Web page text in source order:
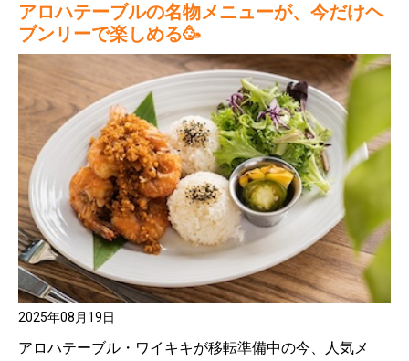
アロハテーブルの名物メニューが、今だけヘ
ブンリーで楽しめる🥳
2025年08月19日
アロハテーブル・ワイキキが移転準備中の今、人気メ